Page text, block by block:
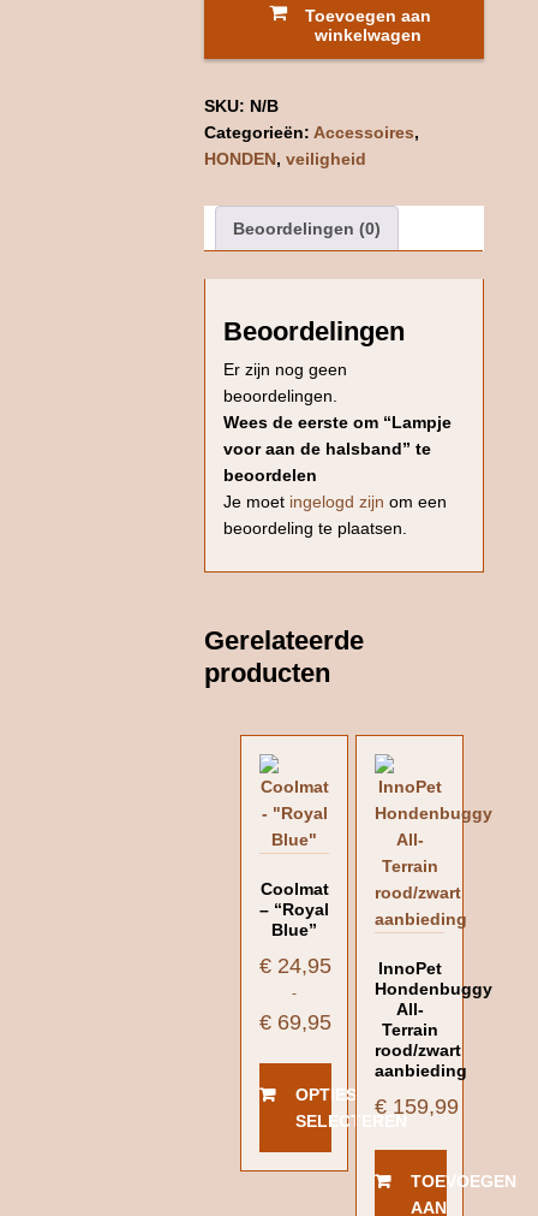
aantal
Toevoegen aan
winkelwagen
SKU: N/B
Categorieën: Accessoires,
HONDEN,veiligheid
Beoordelingen (0)
Beoordelingen
Er zijn nog geen
beoordelingen.
Wees de eerste om “Lampje
voor aan de halsband” te
beoordelen
Je moet ingelogd zijn om een
beoordeling te plaatsen.
Gerelateerde
producten
Coolmat
– “Royal
Blue”
€ 24,95
-
€ 69,95
tot
€ 69,95
OPTIES
SELECTEREN
InnoPet
Hondenbuggy
All-
Terrain
rood/zwart
aanbieding
€ 159,99
TOEVOEGEN
AAN